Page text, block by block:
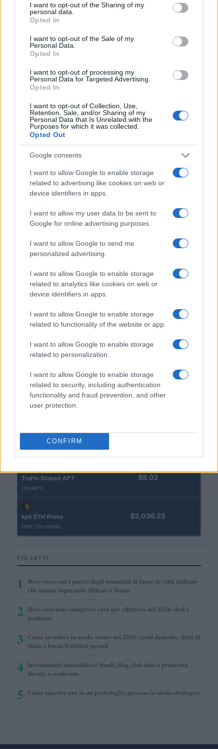
not limited to your visit or usage behaviour. You may click to
grant or deny consent to Google and its third-party tags to
use your data for below specified purposes in below Google
consent section.
I want to opt-out of the Sharing of my
personal data.
Opted In
I want to opt-out of the Sale of my
Personal Data.
Opted In
I want to opt-out of processing my
Personal Data for Targeted Advertising.
Opted In
I want to opt-out of Collection, Use,
Retention, Sale, and/or Sharing of my
Personal Data that Is Unrelated with the
Purposes for which it was collected.
Opted Out
Google consents
I want to allow Google to enable storage
related to advertising like cookies on web or
device identifiers in apps.
I want to allow my user data to be sent to
Google for online advertising purposes.
I want to allow Google to send me
personalized advertising.
I want to allow Google to enable storage
related to analytics like cookies on web or
device identifiers in apps.
I want to allow Google to enable storage
related to functionality of the website or app.
I want to allow Google to enable storage
related to personalization.
I want to allow Google to enable storage
related to security, including authentication
functionality and fraud prevention, and other
user protection.
CONFIRM
Come distinguere rumore e informazione azionabile nei
mercati
Edoardo Marchesi · 7 Ago 2026
Nome Prezzo
Eureka Bridged PAX
Gold (Terra
Kinza Babylon Staked
(KBTC)
Morpho Vault
(STEAKEURCV)
$100,000,000,000,000.00
Epoch Island
(EPOCH)
$0.032
Stride Staked Injective $16.49
(VXOR)
$0.022
FibSwap DEX
(FIBO)
TruFin Staked APT
(TRUAPT)
$8.02
kpk ETH Prime
(KPK ETH PRIME)
$2,036.25
PIÙ LETTI
1
Dove crescono i prezzi degli immobili di lusso: le città italiane
che stanno superando Milano e Roma
2 Dove conviene comprare casa per affittarla nel 2026: dati e
tendenze
3 Come investire in modo sicuro nel 2026: conti deposito, titoli di
Stato e buoni fruttiferi postali
4 Investimenti immobiliari: fondi, Siiq, club deal e proprietà
diretta a confronto
5 Come inserire oro in un portafoglio giovane in modo strategico